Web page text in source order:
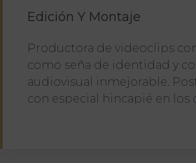
Edición Y Montaje
Productora de videoclips
como seña de identidad y
audiovisual inmejorable.
con especial hincapié en los